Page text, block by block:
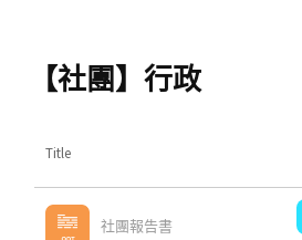
【社團】行政
Title
社團報告書